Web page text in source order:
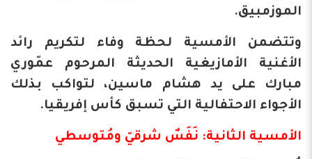
الموزمبيق.
وتتضمن الأمسية لحظة وفاء لتكريم رائد
الأغنية الأمازيغية الحديثة المرحوم عمّوري
مبارك على يد هشام ماسين، لتواكب بذلك
الأجواء الاحتفالية التي تسبق كأس إفريقيا.
​الأمسية الثانية: نَفَسٌ شرقيّ ومُتوسطي